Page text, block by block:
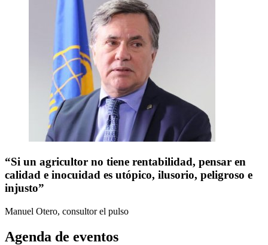
“Si un agricultor no tiene rentabilidad, pensar en
calidad e inocuidad es utópico, ilusorio, peligroso e
injusto”
Manuel Otero, consultor el pulso
Agenda de eventos